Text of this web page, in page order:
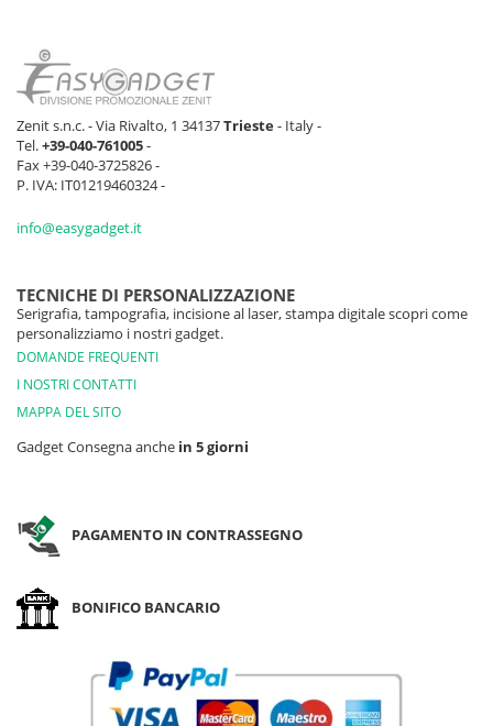
Zenit s.n.c. - Via Rivalto, 1 34137Trieste- Italy -
Tel.+39-040-761005-
Fax +39-040-3725826 -
P. IVA: IT01219460324 -
info@easygadget.it
TECNICHE DI PERSONALIZZAZIONE
Serigrafia, tampografia, incisione al laser, stampa digitale scopri come
personalizziamo i nostri gadget.
DOMANDE FREQUENTI
I NOSTRI CONTATTI
MAPPA DEL SITO
Gadget Consegna anche in 5 giorni
PAGAMENTO IN CONTRASSEGNO
BONIFICO BANCARIO